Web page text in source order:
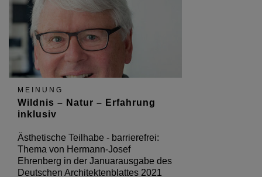
MEINUNG
Wildnis – Natur – Erfahrung
inklusiv
Ästhetische Teilhabe - barrierefrei:
Thema von Hermann-Josef
Ehrenberg in der Januarausgabe des
Deutschen Architektenblattes 2021